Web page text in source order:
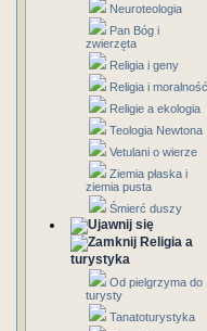
Neuroteologia
Pan Bóg i
zwierzęta
Religia i geny
Religia i moralność
Religie a ekologia
Teologia Newtona
Vetulani o wierze
Ziemia płaska i
ziemia pusta
Śmierć duszy
Religia a
turystyka
Od pielgrzyma do
turysty
Tanatoturystyka